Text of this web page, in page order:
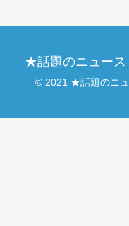
★話題のニュース
© 2021 ★話題のニュ